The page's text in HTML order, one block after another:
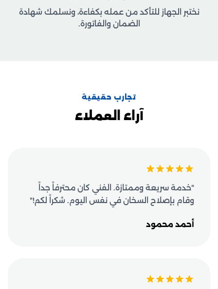
نختبر الجهاز للتأكد من عمله بكفاءة، ونسلمك شهادة
الضمان والفاتورة.
تجارب حقيقية
آراء العملاء
"خدمة سريعة وممتازة. الفني كان محترفاً جداً
وقام بإصلاح السخان في نفس اليوم. شكراً لكم!"
أحمد محمود